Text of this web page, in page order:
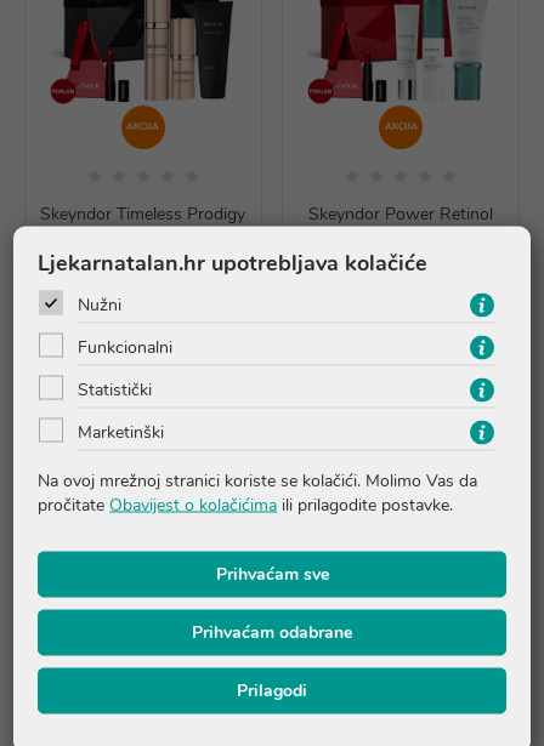
AKCIJA
Skeyndor Timeless Prodigy
196,20 €
dana196,20 €
Dodaj u košaricu
AKCIJA
Skeyndor Power Retinol
kožu 7714
Ljekarnatalan.hr upotrebljava kolačiće
Nužni
Funkcionalni
Statistički
Marketinški
Na ovoj mrežnoj stranici koriste se kolačići. Molimo Vas da
pročitate Obavijest o kolačićima ili prilagodite postavke.
Prihvaćam sve
Prihvaćam odabrane
Prilagodi